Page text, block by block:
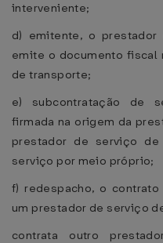
interveniente;
d) emitente, o
emite o documento
de transporte;
e) subcontratação de
firmada na origem da
prestador de serviço
serviço por meio próprio;
f) redespacho, o
um prestador de serviço
contrata outro